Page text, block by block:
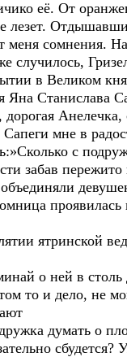
её. От
лезет.
меня сомнения.
случилось,
в Великом
Яна Станислава
мне в
с
забав
ятринской
о ней в столь
то и дело, не
думать о